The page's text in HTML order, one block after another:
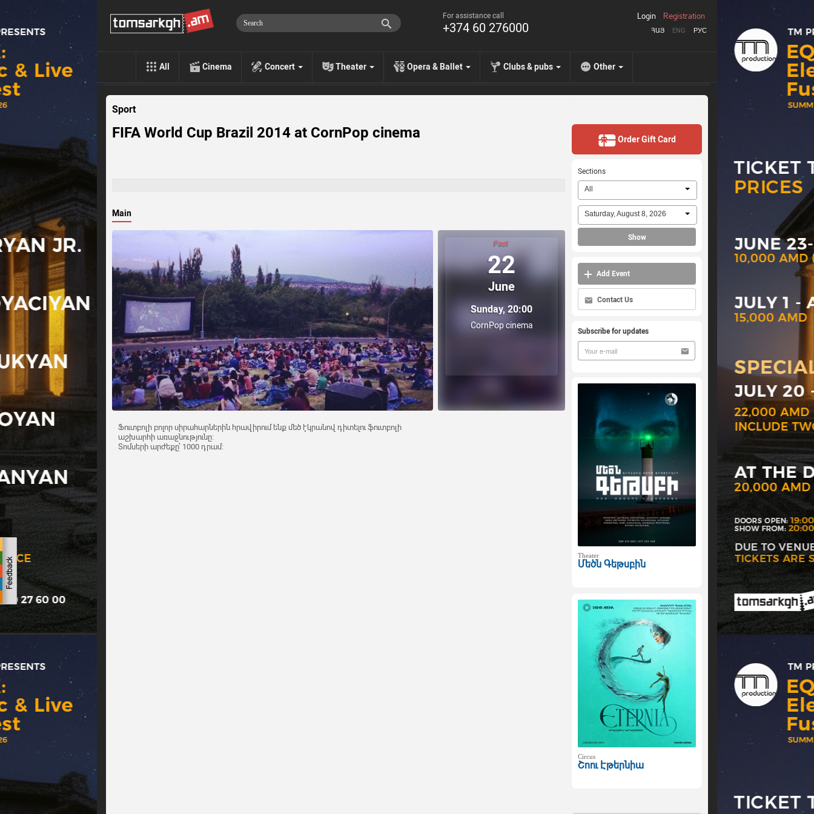
For assistance call
+374 60 276000 ՀԱՅ ENG РУС
Login Registration
All Cinema Concert Theater Opera & Ballet Clubs & pubs Other
Sport
FIFA World Cup Brazil 2014 at CornPop cinema
Main
Past
22
June
Sunday, 20:00
CornPop cinema
Ֆուտբոլի բոլոր սիրահարներին հրավիրում ենք մեծ էկրանով դիտելու ֆուտբոլի
աշխարհի առաջնությունը:
Տոմսերի արժեքը՝ 1000 դրամ:
Order Gift Card
Sections
All
Saturday, August 8, 2026
Show
Add Event
Contact Us
Subscribe for updates
Theater
Մեծն Գեթսբին
Circus
Շոու Էթերնիա